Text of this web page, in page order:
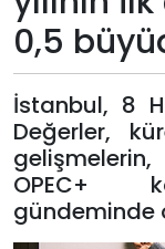
Yap
0,5
İstanbul, 8
Değerler,
OPEC+
gündeminde